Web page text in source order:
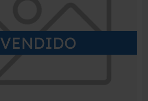
VENDIDO